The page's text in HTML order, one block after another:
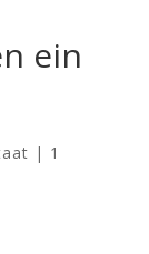
ein
| 1